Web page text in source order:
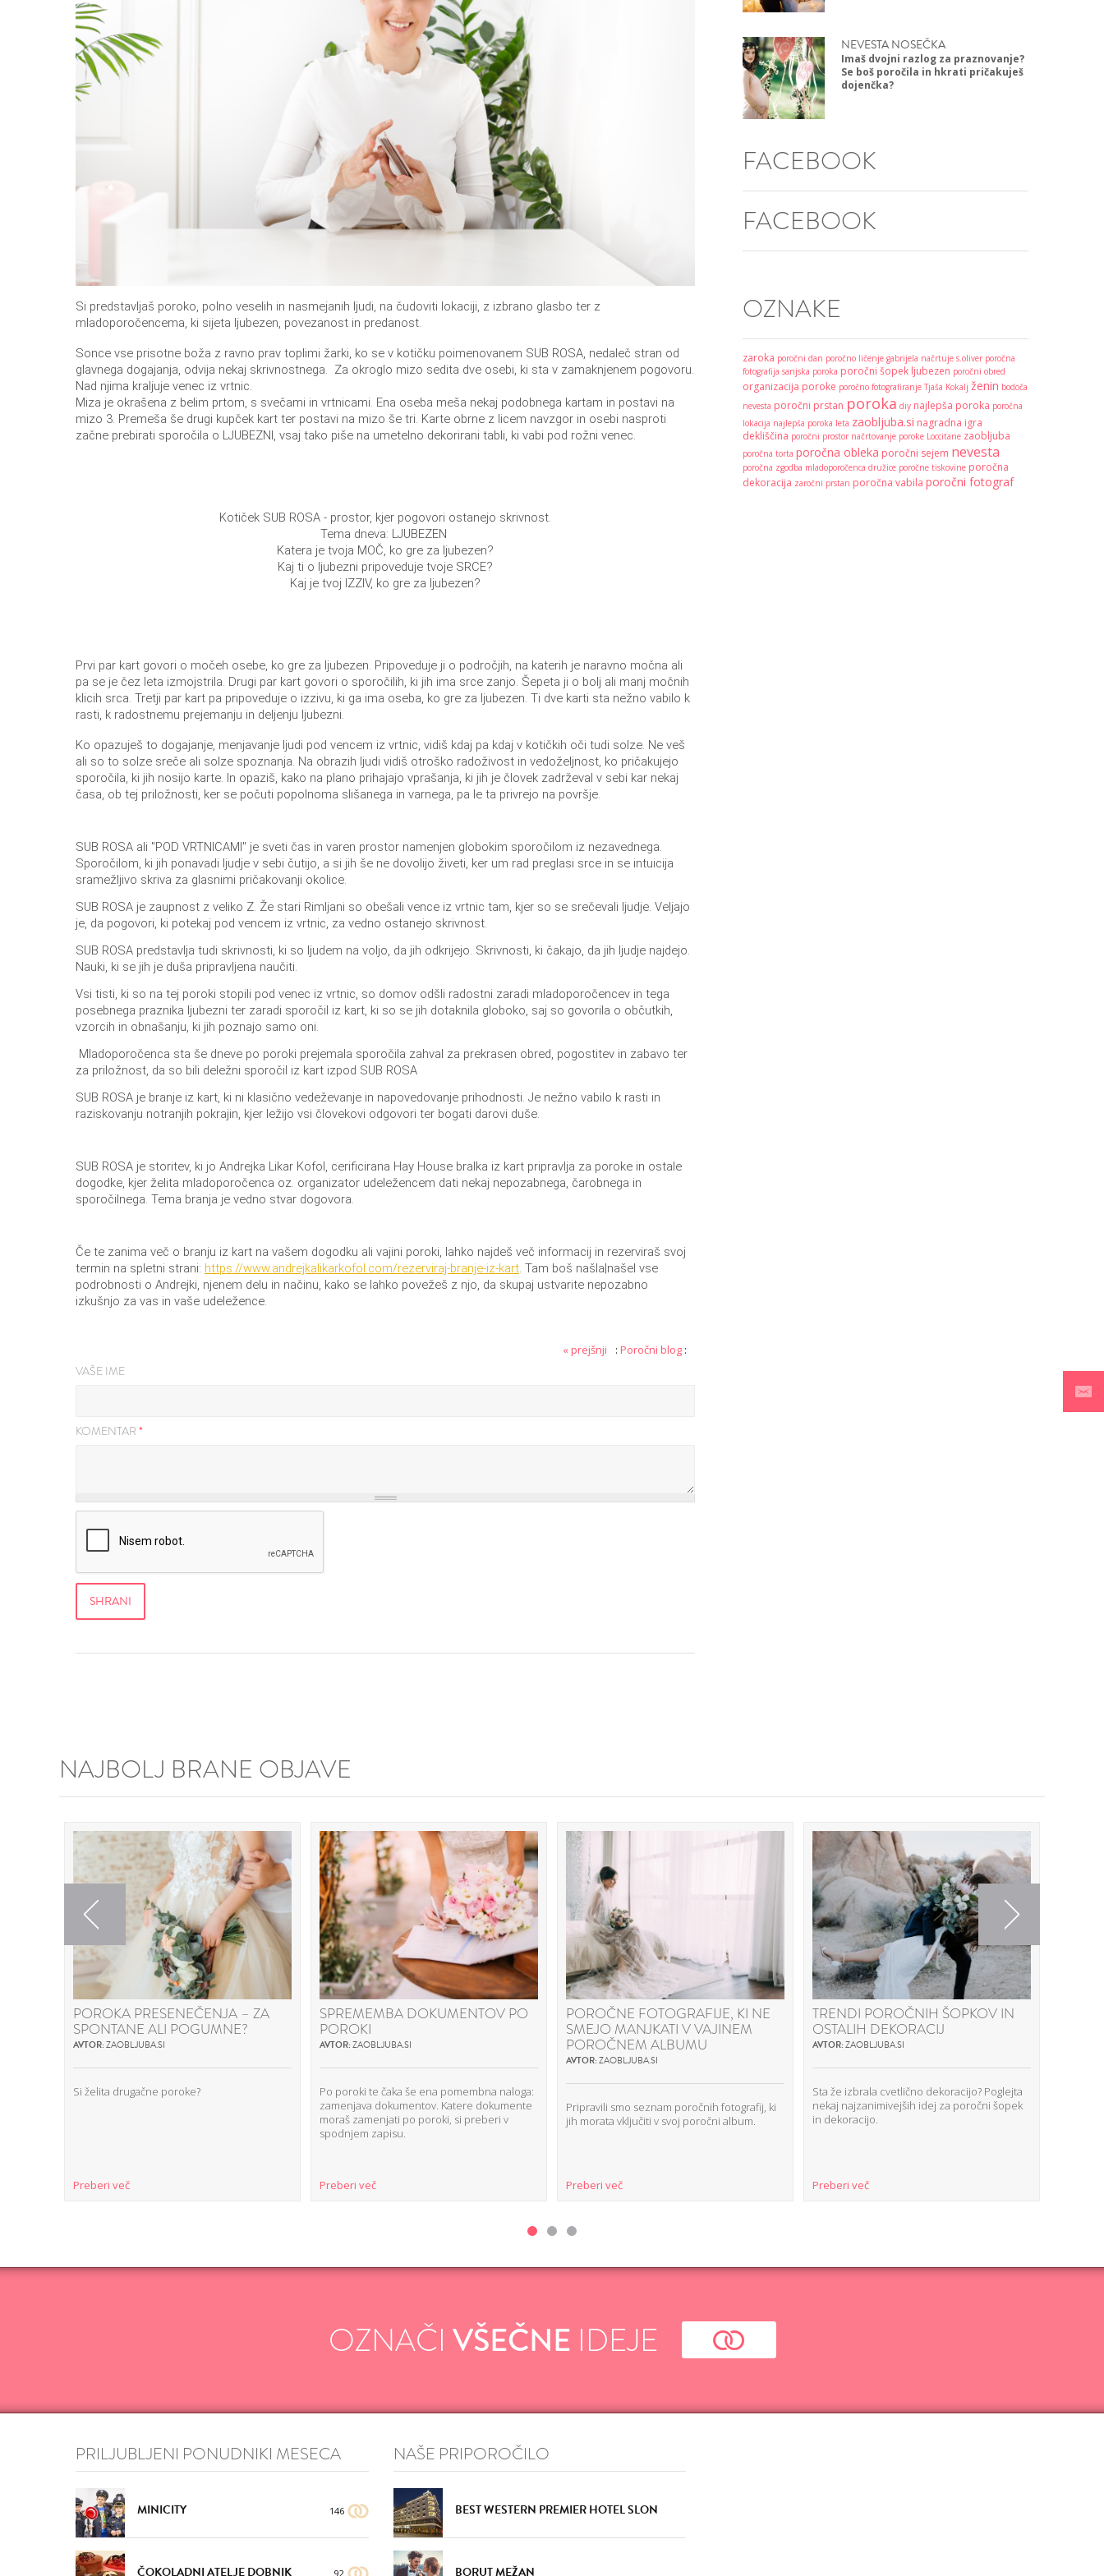
Si predstavljaš poroko, polno veselih in nasmejanih ljudi, na čudoviti lokaciji, z izbrano glasbo ter z
mladoporočencema, ki sijeta ljubezen, povezanost in predanost.
Sonce vse prisotne boža z ravno prav toplimi žarki, ko se v kotičku poimenovanem SUB ROSA, nedaleč stran od
glavnega dogajanja, odvija nekaj skrivnostnega. Za okroglo mizo sedita dve osebi, ki sta v zamaknjenem pogovoru.
Nad njima kraljuje venec iz vrtnic.
Miza je okrašena z belim prtom, s svečami in vrtnicami. Ena oseba meša nekaj podobnega kartam in postavi na
mizo 3. Premeša še drugi kupček kart ter postavi na mizo še tri. Karte obrne z licem navzgor in osebi nasproti
začne prebirati sporočila o LJUBEZNI, vsaj tako piše na umetelno dekorirani tabli, ki vabi pod rožni venec.
Kotiček SUB ROSA - prostor, kjer pogovori ostanejo skrivnost.
Tema dneva: LJUBEZEN
Katera je tvoja MOČ, ko gre za ljubezen?
Kaj ti o ljubezni pripoveduje tvoje SRCE?
Kaj je tvoj IZZIV, ko gre za ljubezen?
Prvi par kart govori o močeh osebe, ko gre za ljubezen. Pripoveduje ji o področjih, na katerih je naravno močna ali
pa se je čez leta izmojstrila. Drugi par kart govori o sporočilih, ki jih ima srce zanjo. Šepeta ji o bolj ali manj močnih
klicih srca. Tretji par kart pa pripoveduje o izzivu, ki ga ima oseba, ko gre za ljubezen. Ti dve karti sta nežno vabilo k
rasti, k radostnemu prejemanju in deljenju ljubezni.
Ko opazuješ to dogajanje, menjavanje ljudi pod vencem iz vrtnic, vidiš kdaj pa kdaj v kotičkih oči tudi solze. Ne veš
ali so to solze sreče ali solze spoznanja. Na obrazih ljudi vidiš otroško radoživost in vedoželjnost, ko pričakujejo
sporočila, ki jih nosijo karte. In opaziš, kako na plano prihajajo vprašanja, ki jih je človek zadrževal v sebi kar nekaj
časa, ob tej priložnosti, ker se počuti popolnoma slišanega in varnega, pa le ta privrejo na površje.
SUB ROSA ali "POD VRTNICAMI" je sveti čas in varen prostor namenjen globokim sporočilom iz nezavednega.
Sporočilom, ki jih ponavadi ljudje v sebi čutijo, a si jih še ne dovolijo živeti, ker um rad preglasi srce in se intuicija
sramežljivo skriva za glasnimi pričakovanji okolice.
SUB ROSA je zaupnost z veliko Z. Že stari Rimljani so obešali vence iz vrtnic tam, kjer so se srečevali ljudje. Veljajo
je, da pogovori, ki potekaj pod vencem iz vrtnic, za vedno ostanejo skrivnost.
SUB ROSA predstavlja tudi skrivnosti, ki so ljudem na voljo, da jih odkrijejo. Skrivnosti, ki čakajo, da jih ljudje najdejo.
Nauki, ki se jih je duša pripravljena naučiti.
Vsi tisti, ki so na tej poroki stopili pod venec iz vrtnic, so domov odšli radostni zaradi mladoporočencev in tega
posebnega praznika ljubezni ter zaradi sporočil iz kart, ki so se jih dotaknila globoko, saj so govorila o občutkih,
vzorcih in obnašanju, ki jih poznajo samo oni.
Mladoporočenca sta še dneve po poroki prejemala sporočila zahval za prekrasen obred, pogostitev in zabavo ter
za priložnost, da so bili deležni sporočil iz kart izpod SUB ROSA
SUB ROSA je branje iz kart, ki ni klasično vedeževanje in napovedovanje prihodnosti. Je nežno vabilo k rasti in
raziskovanju notranjih pokrajin, kjer ležijo vsi človekovi odgovori ter bogati darovi duše.
SUB ROSA je storitev, ki jo Andrejka Likar Kofol, cerificirana Hay House bralka iz kart pripravlja za poroke in ostale
dogodke, kjer želita mladoporočenca oz. organizator udeležencem dati nekaj nepozabnega, čarobnega in
sporočilnega. Tema branja je vedno stvar dogovora.
Če te zanima več o branju iz kart na vašem dogodku ali vajini poroki, lahko najdeš več informacij in rezerviraš svoj
termin na spletni strani: https://www.andrejkalikarkofol.com/rezerviraj-branje-iz-kart. Tam boš našla|našel vse
podrobnosti o Andrejki, njenem delu in načinu, kako se lahko povežeš z njo, da skupaj ustvarite nepozabno
izkušnjo za vas in vaše udeležence.
« prejšnji : Poročni blog :
VAŠE IME
KOMENTAR *
NEVESTA NOSEČKA
Imaš dvojni razlog za praznovanje?
Se boš poročila in hkrati pričakuješ
dojenčka?
FACEBOOK
FACEBOOK
OZNAKE
zaroka poročni dan poročno ličenje gabrijela načrtuje s.oliver poročna
fotografija sanjska poroka poročni šopek ljubezen poročni obred
organizacija poroke poročno fotografiranje Tjaša Kokalj ženin bodoča
nevesta poročni prstan poroka diy najlepša poroka poročna
lokacija najlepša poroka leta zaobljuba.si nagradna igra
dekliščina poročni prostor načrtovanje poroke Loccitane zaobljuba
poročna torta poročna obleka poročni sejem nevesta
poročna zgodba mladoporočenca družice poročne tiskovine poročna
dekoracija zaročni prstan poročna vabila poročni fotograf
NAJBOLJ BRANE OBJAVE
Previous
POROKA PRESENEČENJA – ZA
SPONTANE ALI POGUMNE?
AVTOR:ZAOBLJUBA.SI
Si želita drugačne poroke?
Preberi več
SPREMEMBA DOKUMENTOV PO
POROKI
AVTOR:ZAOBLJUBA.SI
Po poroki te čaka še ena pomembna naloga:
zamenjava dokumentov. Katere dokumente
moraš zamenjati po poroki, si preberi v
spodnjem zapisu.
Preberi več
POROČNE FOTOGRAFIJE, KI NE
SMEJO MANJKATI V VAJINEM
POROČNEM ALBUMU
AVTOR:ZAOBLJUBA.SI
Pripravili smo seznam poročnih fotografij, ki
jih morata vključiti v svoj poročni album.
Preberi več
TRENDI POROČNIH ŠOPKOV IN
OSTALIH DEKORACIJ
AVTOR:ZAOBLJUBA.SI
Sta že izbrala cvetlično dekoracijo? Poglejta
nekaj najzanimivejših idej za poročni šopek
in dekoracijo.
Preberi več
Next
OZNAČI VŠEČNE IDEJE
PRILJUBLJENI PONUDNIKI MESECA
MINICITY 146
ČOKOLADNI ATELJE DOBNIK 92
NAŠE PRIPOROČILO
BEST WESTERN PREMIER HOTEL SLON
BORUT MEŽAN